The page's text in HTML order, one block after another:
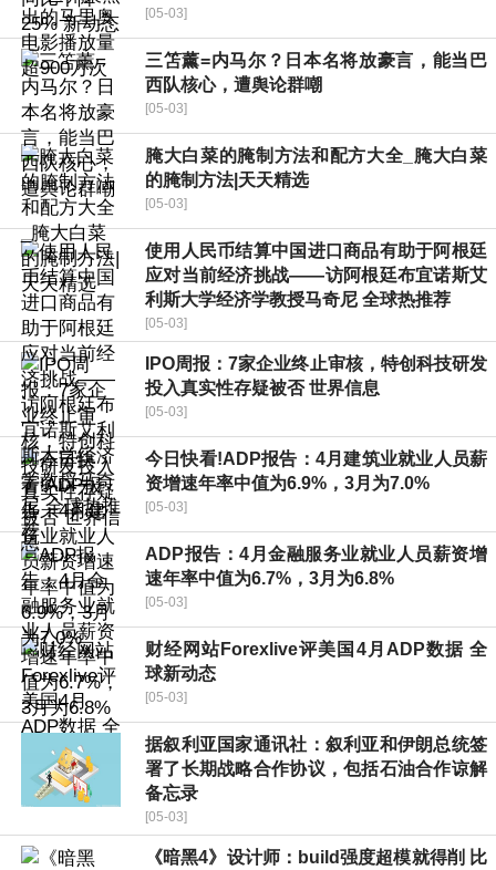
[05-03]
三笘薰=内马尔？日本名将放豪言，能当巴
西队核心，遭舆论群嘲
[05-03]
腌大白菜的腌制方法和配方大全_腌大白菜
的腌制方法|天天精选
[05-03]
使用人民币结算中国进口商品有助于阿根廷
应对当前经济挑战——访阿根廷布宜诺斯艾
利斯大学经济学教授马奇尼 全球热推荐
[05-03]
IPO周报：7家企业终止审核，特创科技研发
投入真实性存疑被否 世界信息
[05-03]
今日快看!ADP报告：4月建筑业就业人员薪
资增速年率中值为6.9%，3月为7.0%
[05-03]
ADP报告：4月金融服务业就业人员薪资增
速年率中值为6.7%，3月为6.8%
[05-03]
财经网站Forexlive评美国4月ADP数据 全
球新动态
[05-03]
据叙利亚国家通讯社：叙利亚和伊朗总统签
署了长期战略合作协议，包括石油合作谅解
备忘录
[05-03]
《暗黑4》设计师：build强度超模就得削 比